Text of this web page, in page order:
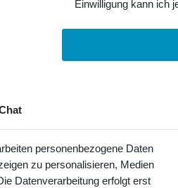
und
Einwilligung kann ich
personenbezogene Daten
zu personalisieren, Medien
Datenverarbeitung erfolgt erst